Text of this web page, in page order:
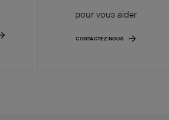
pour vous aider
CONTACTEZ-NOUS